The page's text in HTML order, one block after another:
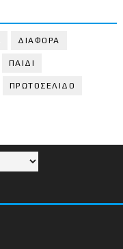
ΔΙΑΦΟΡΑ
ΠΑΙΔΙ
ΠΡΩΤΟΣΕΛΙΔΟ